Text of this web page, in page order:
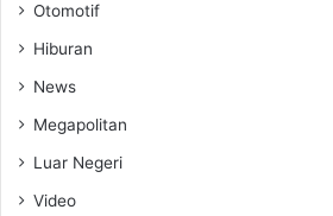
Otomotif
Hiburan
News
Megapolitan
Luar Negeri
Video